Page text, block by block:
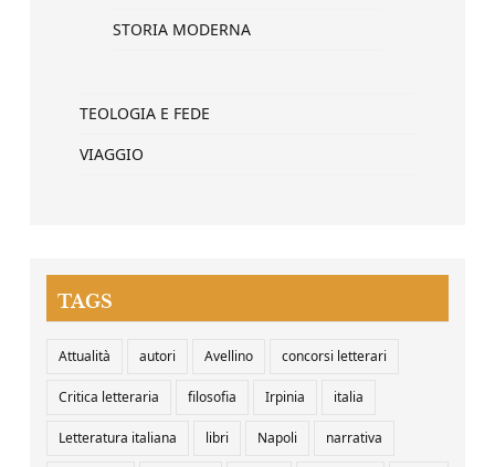
STORIA MODERNA
TEOLOGIA E FEDE
VIAGGIO
TAGS
Attualità autori Avellino concorsi letterari
Critica letteraria filosofia Irpinia italia
Letteratura italiana libri Napoli narrativa